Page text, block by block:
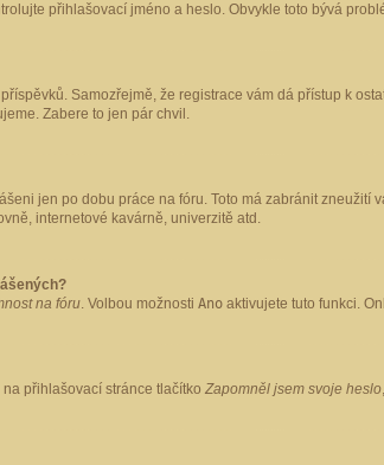
přihlašovací jméno a heslo. Obvykle toto bývá
Samozřejmě, že registrace vám dá přístup k
Zabere to jen pár chvil.
jen po dobu práce na fóru. Toto má zabránit zneužití
internetové kavárně, univerzitě atd.
na fóru. Volbou možnosti Ano aktivujete tuto funkci.
přihlašovací stránce tlačítko Zapomněl jsem svoje heslo